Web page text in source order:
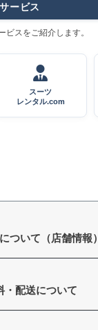
ービス
ビスをご紹介します。
スーツ
レンタル.com
ついて（店舗情報）
・配送について